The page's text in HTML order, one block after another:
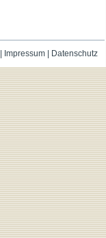
Impressum| Datenschutz